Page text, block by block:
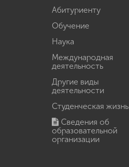
Абитуриенту
Обучение
Наука
Международная
деятельность
Другие виды
деятельности
Студенческая жизнь
Сведения об
образовательной
организации